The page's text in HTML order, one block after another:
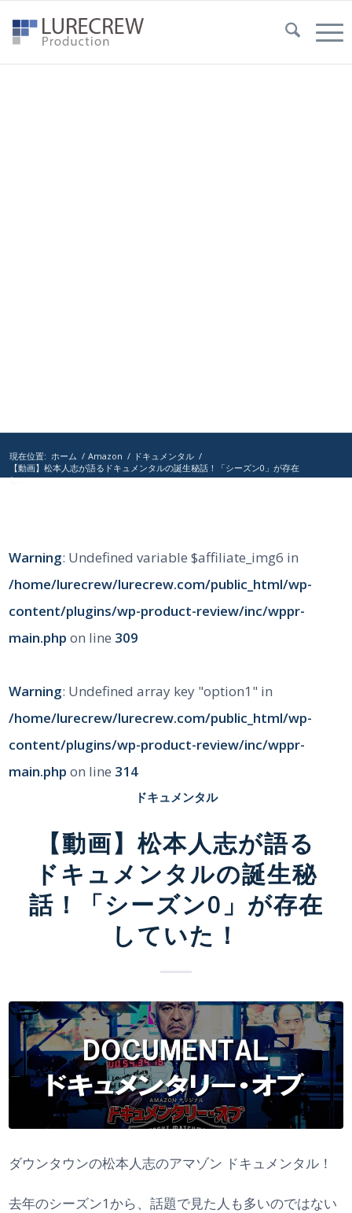
現在位置: ホーム / Amazon / ドキュメンタル /
【動画】松本人志が語るドキュメンタルの誕生秘話！「シーズン0」が存在
し...
Warning: Undefined variable $affiliate_img6 in
/home/lurecrew/lurecrew.com/public_html/wp-
content/plugins/wp-product-review/inc/wppr-
main.php on line 309
Warning: Undefined array key "option1" in
/home/lurecrew/lurecrew.com/public_html/wp-
content/plugins/wp-product-review/inc/wppr-
main.php on line 314
ドキュメンタル
【動画】松本人志が語る
ドキュメンタルの誕生秘
話！「シーズン0」が存在
していた！
ダウンタウンの松本人志のアマゾン ドキュメンタル！
去年のシーズン1から、話題で見た人も多いのではない